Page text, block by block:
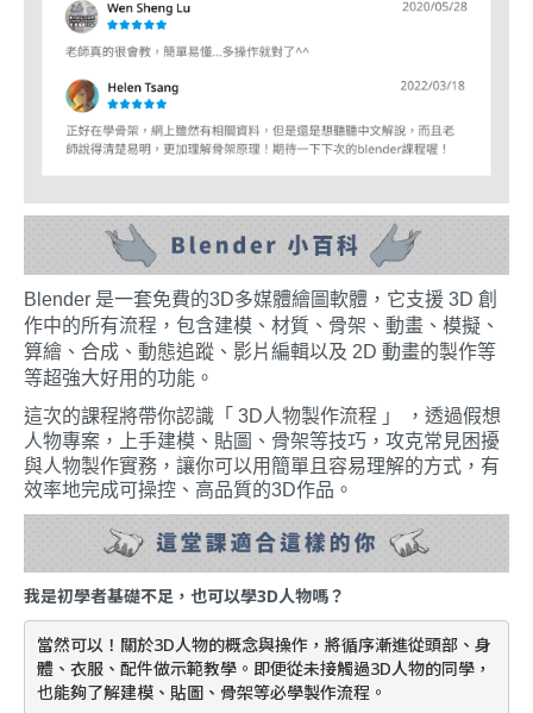
Blender 是一套免費的3D多媒體繪圖軟體，它支援 3D 創
作中的所有流程，包含建模、材質、骨架、動畫、模擬、
算繪、合成、動態追蹤、影片編輯以及 2D 動畫的製作等
等超強大好用的功能。
這次的課程將帶你認識「 3D人物製作流程 」 ，透過假想
人物專案，
上手建模、貼圖、骨架等技巧，攻克常見困擾
與人物製作實務 ，讓你可以用簡單且容易理解的方式，有
效率地完成可操控、高品質的3D作品。
我是初學者基礎不足，也可以學3D人物嗎？
當然可以！關於3D人物的概念與操作，將循序漸進從頭部、身
體、衣服、配件做示範教學。即便從未接觸過3D人物的同學，
也能夠了解建模、貼圖、骨架等必學製作流程。